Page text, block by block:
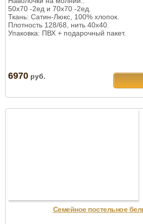
50х70 -2ед и 70х70 -2ед.
Ткань: Сатин-Люкс, 100% хлопок.
Плотность 128/68, нить 40х40.
Упаковка: ПВХ + подарочный пакет.
6970 руб.
Семейное постельное